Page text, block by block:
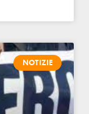
NOTIZIE